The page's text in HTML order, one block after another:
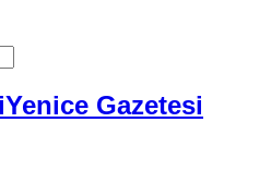
Yenice Gazetesi